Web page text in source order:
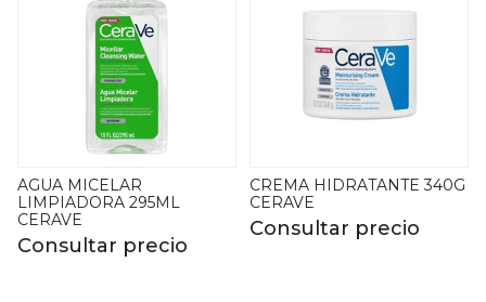
AGUA MICELAR
LIMPIADORA 295ML
CERAVE
Consultar precio
CREMA HIDRATANTE 340G
CERAVE
Consultar precio